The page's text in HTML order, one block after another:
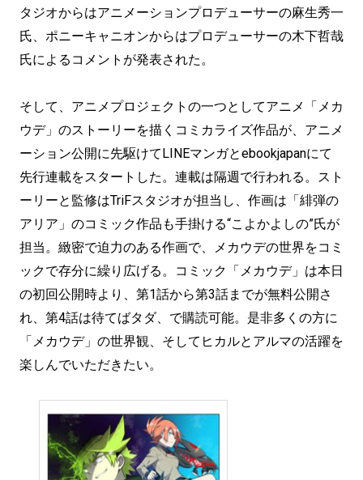
タジオからはアニメーションプロデューサーの麻生秀一
氏、ポニーキャニオンからはプロデューサーの木下哲哉
氏によるコメントが発表された。
そして、アニメプロジェクトの一つとしてアニメ「メカ
ウデ」のストーリーを描くコミカライズ作品が、アニメ
ーション公開に先駆けてLINEマンガとebookjapanにて
先行連載をスタートした。連載は隔週で行われる。スト
ーリーと監修はTriFスタジオが担当し、作画は「緋弾の
アリア」のコミック作品も手掛ける“こよかよしの”氏が
担当。緻密で迫力のある作画で、メカウデの世界をコミ
ックで存分に繰り広げる。コミック「メカウデ」は本日
の初回公開時より、第1話から第3話までが無料公開さ
れ、第4話は待てばタダ、で購読可能。是非多くの方に
「メカウデ」の世界観、そしてヒカルとアルマの活躍を
楽しんでいただきたい。